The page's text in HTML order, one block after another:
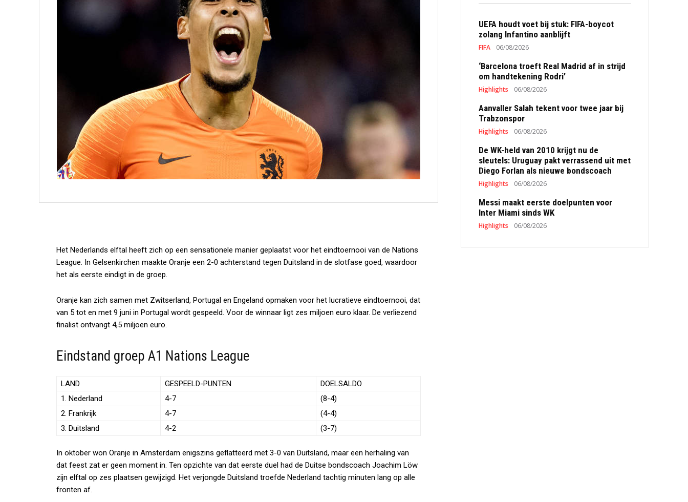
Het Nederlands elftal heeft zich op een sensationele manier geplaatst voor het eindtoernooi van de Nations
League. In Gelsenkirchen maakte Oranje een 2-0 achterstand tegen Duitsland in de slotfase goed, waardoor
het als eerste eindigt in de groep.
Oranje kan zich samen met Zwitserland, Portugal en Engeland opmaken voor het lucratieve eindtoernooi, dat
van 5 tot en met 9 juni in Portugal wordt gespeeld. Voor de winnaar ligt zes miljoen euro klaar. De verliezend
finalist ontvangt 4,5 miljoen euro.
Eindstand groep A1 Nations League
LAND GESPEELD-PUNTEN
DOELSALDO
1. Nederland
4-7
(8-4)
2. Frankrijk
4-7
(4-4)
3. Duitsland
4-2 (3-7)
In oktober won Oranje in Amsterdam enigszins geflatteerd met 3-0 van Duitsland, maar een herhaling van
dat feest zat er geen moment in. Ten opzichte van dat eerste duel had de Duitse bondscoach Joachim Löw
zijn elftal op zes plaatsen gewijzigd. Het verjongde Duitsland troefde Nederland tachtig minuten lang op alle
fronten af.
UEFA houdt voet bij stuk: FIFA-boycot
zolang Infantino aanblijft
FIFA 06/08/2026
‘Barcelona troeft Real Madrid af in strijd
om handtekening Rodri’
Highlights 06/08/2026
Aanvaller Salah tekent voor twee jaar bij
Trabzonspor
Highlights 06/08/2026
De WK-held van 2010 krijgt nu de
sleutels: Uruguay pakt verrassend uit met
Diego Forlan als nieuwe bondscoach
Highlights 06/08/2026
Messi maakt eerste doelpunten voor
Inter Miami sinds WK
Highlights 06/08/2026